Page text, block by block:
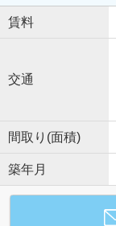
賃料
交通
間取り(面積)
築年月